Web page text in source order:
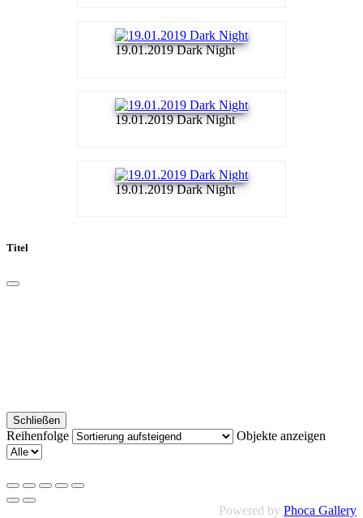
19.01.2019 Dark Night
19.01.2019 Dark Night
19.01.2019 Dark Night
Titel
Schließen
Reihenfolge Objekte anzeigen
Powered by Phoca Gallery